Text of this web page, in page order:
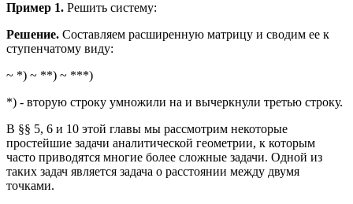
Пример 1. Решить систему:
Решение. Составляем расширенную матрицу и сводим ее к
ступенчатому виду:
~ *) ~ **) ~ ***)
*) - вторую строку умножили на и вычеркнули третью строку.
В §§ 5, 6 и 10 этой главы мы рассмотрим некоторые
простейшие задачи аналитической геометрии, к которым
часто приводятся многие более сложные задачи. Одной из
таких задач является задача о расстоянии между двумя
точками.